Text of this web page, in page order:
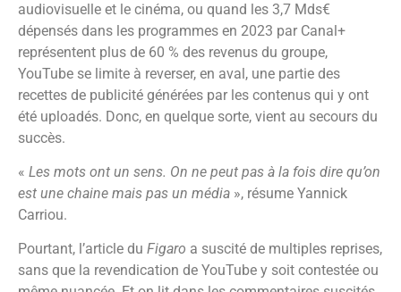
audiovisuelle et le cinéma, ou quand les 3,7 Mds€
dépensés dans les programmes en 2023 par Canal+
représentent plus de 60 % des revenus du groupe,
YouTube se limite à reverser, en aval, une partie des
recettes de publicité générées par les contenus qui y ont
été uploadés. Donc, en quelque sorte, vient au secours du
succès.
« Les mots ont un sens. On ne peut pas à la fois dire qu’on
est une chaine mais pas un média », résume Yannick
Carriou.
Pourtant, l’article du Figaro a suscité de multiples reprises,
sans que la revendication de YouTube y soit contestée ou